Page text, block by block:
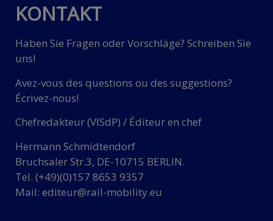
KONTAKT
Haben Sie Fragen oder Vorschläge? Schreiben Sie
uns!
Avez-vous des questions ou des suggestions?
Écrivez-nous!
Chefredakteur (VISdP) / Éditeur en chef
Hermann Schmidtendorf
Bruchsaler Str.3, DE-10715 BERLIN.
Tel. (+49)(0)157 8653 9357
Mail: editeur@rail-mobility.eu